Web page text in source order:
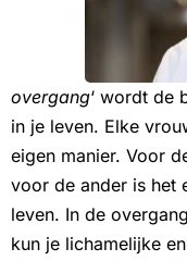
overgang‘ wordt de
in je leven. Elke
eigen manier. Voor
voor de ander is het
leven. In de
kun je lichamelijke